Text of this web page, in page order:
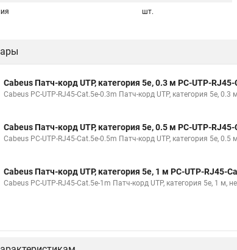
шт.
Cabeus Патч-корд UTP, категория 5e, 0.3 м PC-UTP-
Cabeus PC-UTP-RJ45-Cat.5e-0.3m Патч-корд UTP, категория 5e,
Cabeus Патч-корд UTP, категория 5e, 0.5 м PC-UTP-
Cabeus PC-UTP-RJ45-Cat.5e-0.5m Патч-корд UTP, категория 5e,
Cabeus Патч-корд UTP, категория 5e, 1 м PC-UTP-RJ45-
Cabeus PC-UTP-RJ45-Cat.5e-1m Патч-корд UTP, категория 5e, 1 м,